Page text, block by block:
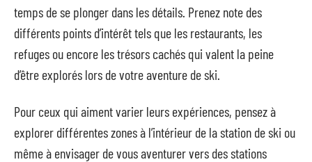
temps de se plonger dans les détails. Prenez note des
différents points d’intérêt tels que les restaurants, les
refuges ou encore les trésors cachés qui valent la peine
d’être explorés lors de votre aventure de ski.
Pour ceux qui aiment varier leurs expériences, pensez à
explorer différentes zones à l’intérieur de la station de ski ou
même à envisager de vous aventurer vers des stations